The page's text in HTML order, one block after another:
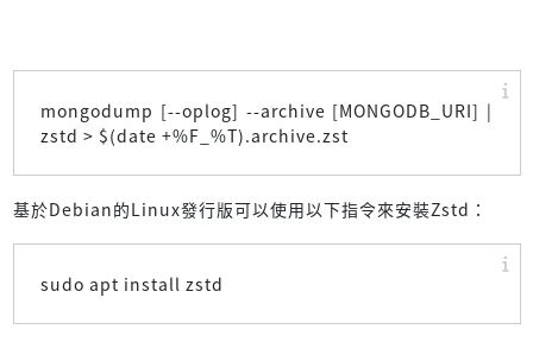
mongodump [--oplog] --archive [MONGODB_URI] |
zstd > $(date +%F_%T).archive.zst
基於Debian的Linux發行版可以使用以下指令來安裝Zstd：
sudo apt install zstd